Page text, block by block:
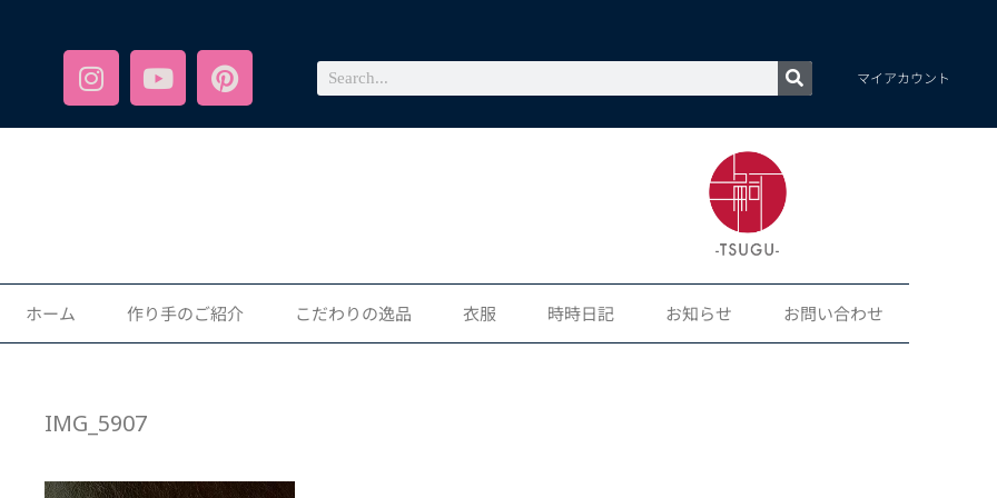
マイアカウント
ホーム 作り手のご紹介 こだわりの逸品 衣服 時時日記 お知らせ お問い合わせ
IMG_5907